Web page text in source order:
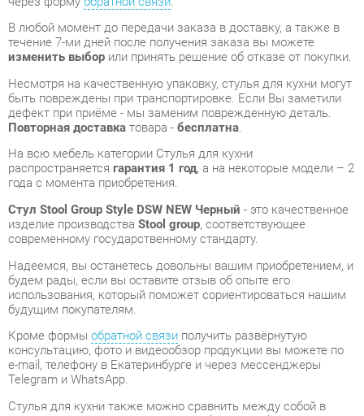
быть повреждены при транспортировке. Если Вы заметили
дефект при приёме - мы заменим поврежденную деталь.
Повторная доставкатовара -бесплатна.
На всю мебель категории Стулья для кухни
распространяется
года с момента приобретения.
Стул Stool Group Style DSW NEW Черный- это качественное
изделие производстваStool group, соответствующее
Надеемся, вы останетесь довольны вашим приобретением, и
будем рады, если вы оставите отзыв об опыте его
будущим покупателям.
Кроме формыобратной связиполучить развёрнутую
e-mail, телефону в Екатеринбурге и через мессенджеры
Telegram и WhatsApp.
Стулья для кухни также можно сравнить между собой в
нашем шоу-руме и купить Стул Stool Group Style DSW NEW
Черный, самостоятельно забрав его с нашего центрального
склада в г. Екатеринбург. Полный список адресов и
магазинов смотрите на страницеконтактов.
Материал
Пластик